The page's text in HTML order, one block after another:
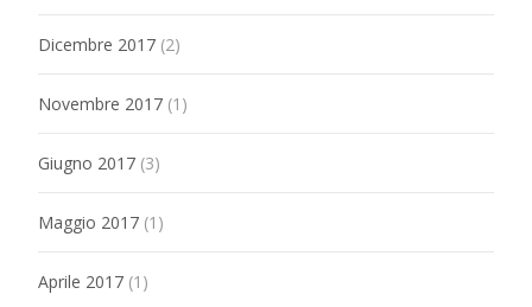
Dicembre 2017 (2)
Novembre 2017 (1)
Giugno 2017 (3)
Maggio 2017 (1)
Aprile 2017 (1)